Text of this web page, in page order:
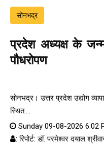
सोनभद्र
प्रदेश अध्यक्ष के
पौधरोपण
सोनभद्र। उत्तर प्रदेश उद्योग
स्थित....
Sunday 09-08-2026 6:02
: रिपोर्ट: डॉ. परमेश्वर दयाल